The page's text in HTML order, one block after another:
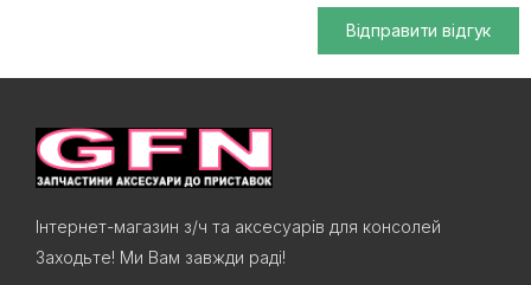
Відправити відгук
Інтернет-магазин з/ч та аксесуарів для консолей
Заходьте! Ми Вам завжди раді!